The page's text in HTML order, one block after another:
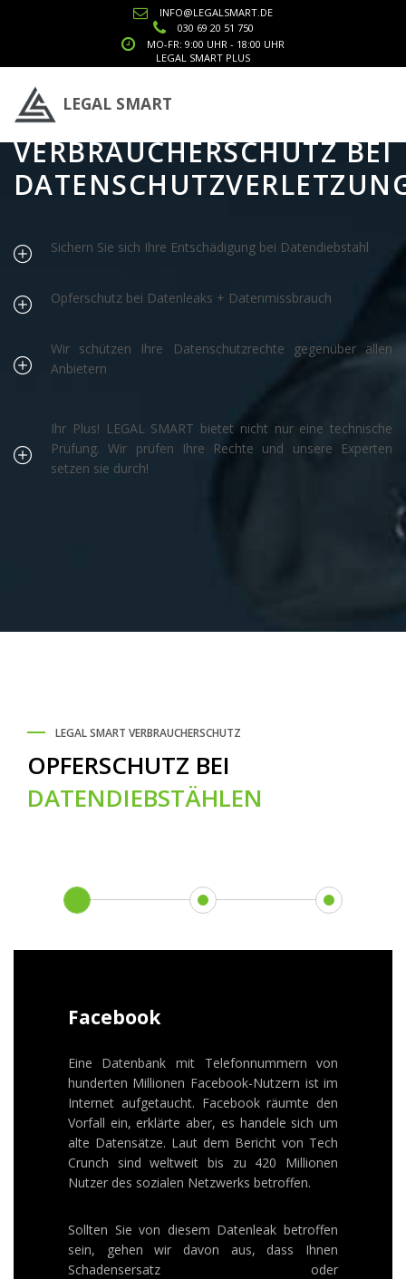
INFO@LEGALSMART.DE
030 69 20 51 750
MO-FR: 9:00 UHR - 18:00 UHR
LEGAL SMART PLUS
LEGAL SMART
VERBRAUCHERSCHUTZ BEI
Sichern Sie sich Ihre Entschädigung bei Datendiebstahl
Opferschutz bei Datenleaks + Datenmissbrauch
Wir schützen Ihre Datenschutzrechte gegenüber allen
Anbietern
Ihr Plus! LEGAL SMART bietet nicht nur eine technische
Prüfung. Wir prüfen Ihre Rechte und unsere Experten
setzen sie durch!
LEGAL SMART VERBRAUCHERSCHUTZ
OPFERSCHUTZ BEI
DATENDIEBSTÄHLEN
Facebook
Eine Datenbank mit Telefonnummern von
hunderten Millionen Facebook-Nutzern ist im
Internet aufgetaucht. Facebook räumte den
Vorfall ein, erklärte aber, es handele sich um
alte Datensätze. Laut dem Bericht von Tech
Crunch sind weltweit bis zu 420 Millionen
Nutzer des sozialen Netzwerks betroffen.
Sollten Sie von diesem Datenleak betroffen
sein, gehen wir davon aus, dass Ihnen
Schadensersatz oder